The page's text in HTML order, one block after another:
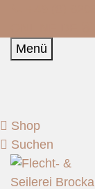
Menü
Shop
Suchen